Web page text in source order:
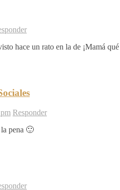
hace un rato en la de ¡Mamá
Responder
pena 🙂